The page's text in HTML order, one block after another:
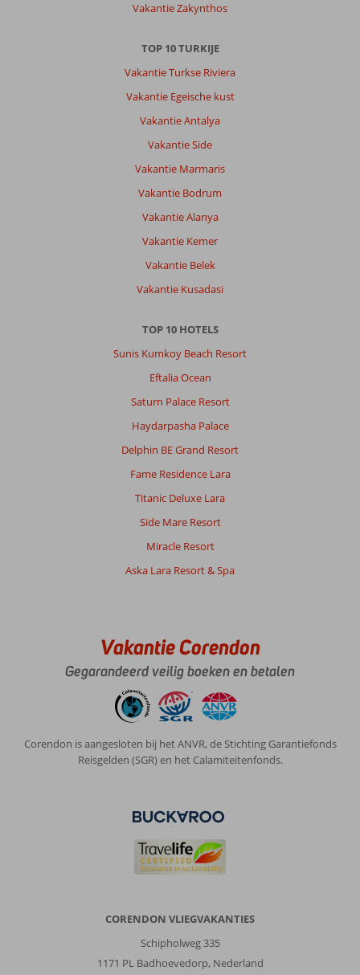
Vakantie Zakynthos
TOP 10 TURKIJE
Vakantie Turkse Riviera
Vakantie Egeische kust
Vakantie Antalya
Vakantie Side
Vakantie Marmaris
Vakantie Bodrum
Vakantie Alanya
Vakantie Kemer
Vakantie Belek
Vakantie Kusadasi
TOP 10 HOTELS
Sunis Kumkoy Beach Resort
Eftalia Ocean
Saturn Palace Resort
Haydarpasha Palace
Delphin BE Grand Resort
Fame Residence Lara
Titanic Deluxe Lara
Side Mare Resort
Miracle Resort
Aska Lara Resort & Spa
Vakantie Corendon
Gegarandeerd veilig boeken en betalen
Corendon is aangesloten bij het ANVR, de Stichting Garantiefonds
Reisgelden (SGR) en het Calamiteitenfonds.
CORENDON VLIEGVAKANTIES
Schipholweg 335
1171 PL Badhoevedorp, Nederland